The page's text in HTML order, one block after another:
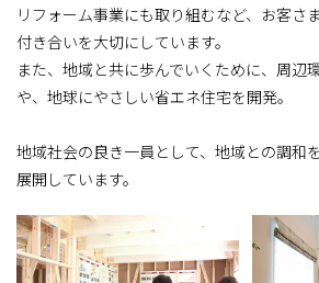
リフォーム事業にも取り組むなど、お客さ
付き合いを大切にしています。
また、地域と共に歩んでいくために、周辺
や、地球にやさしい省エネ住宅を開発。
地域社会の良き一員として、地域との調和
展開しています。